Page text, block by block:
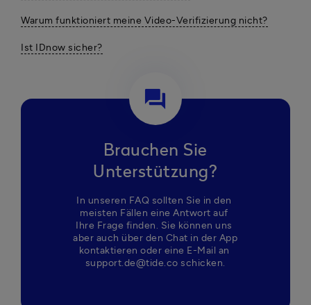
Warum funktioniert meine Video-Verifizierung nicht?
Ist IDnow sicher?
question_answer
Brauchen Sie
Unterstützung?
In unseren FAQ sollten Sie in den
meisten Fällen eine Antwort auf
Ihre Frage finden. Sie können uns
aber auch über den Chat in der App
kontaktieren oder eine E-Mail an
support.de@tide.co schicken.